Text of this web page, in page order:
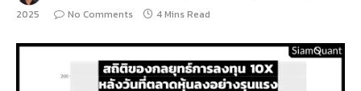
2025
No Comments 4 Mins Read